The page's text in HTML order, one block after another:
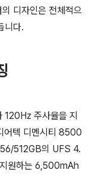
디자인은 전체적으
니다.
주사율을 지
어텍 디멘시티 8500
512GB의 UFS 4.
원하는 6,500mAh